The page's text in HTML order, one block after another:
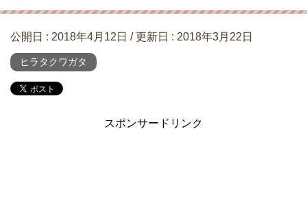
公開日 : 2018年4月12日 / 更新日 : 2018年3月22日
ヒラタクワガタ
スポンサードリンク